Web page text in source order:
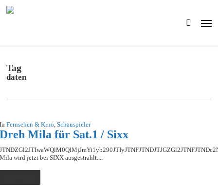
search
Tag
daten
Fernsehen & Kino, Schauspieler
Mila für Sat.1 / Sixx
wird jetzt bei SIXX ausgestrahlt....